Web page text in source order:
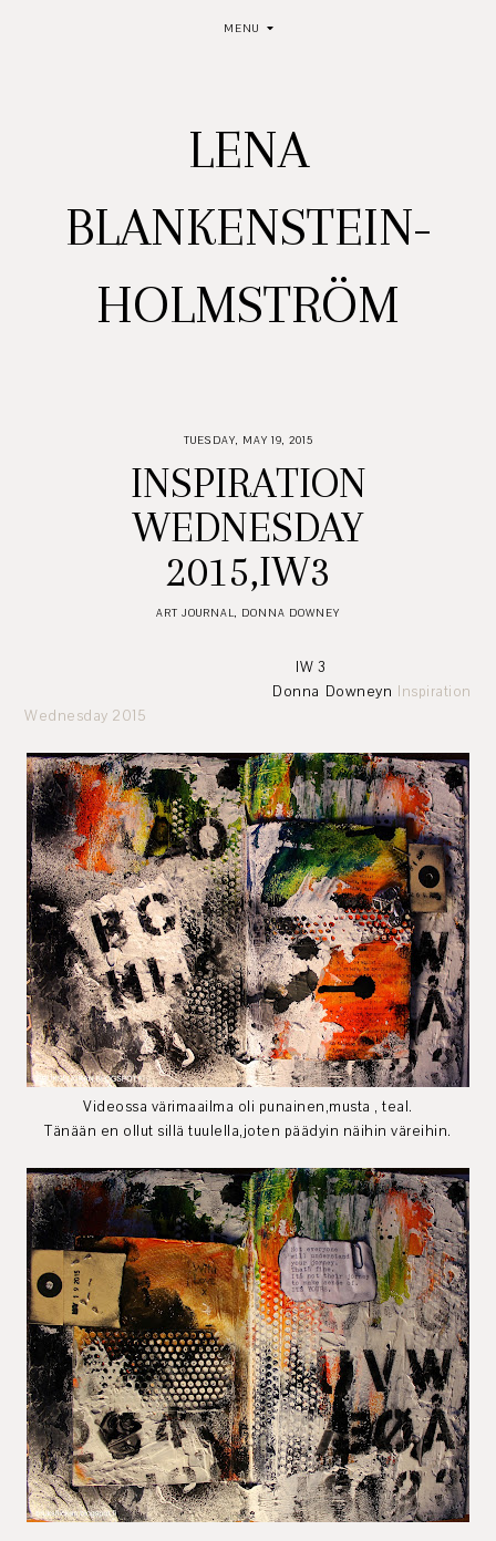
MENU
LENA
BLANKENSTEIN-
HOLMSTRÖM
TUESDAY, MAY 19, 2015
INSPIRATION
WEDNESDAY
2015,IW3
ART JOURNAL, DONNA DOWNEY
IW 3
Donna Downeyn Inspiration
Wednesday 2015
Videossa värimaailma oli punainen,musta , teal.
Tänään en ollut sillä tuulella,joten päädyin näihin väreihin.